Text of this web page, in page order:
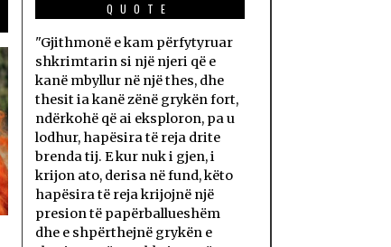
QUOTE
"Gjithmonë e kam përfytyruar
shkrimtarin si një njeri që e
kanë mbyllur në një thes, dhe
thesit ia kanë zënë grykën fort,
ndërkohë që ai eksploron, pa u
lodhur, hapësira të reja drite
brenda tij. E kur nuk i gjen, i
krijon ato, derisa në fund, këto
hapësira të reja krijojnë një
presion të papërballueshëm
dhe e shpërthejnë grykën e